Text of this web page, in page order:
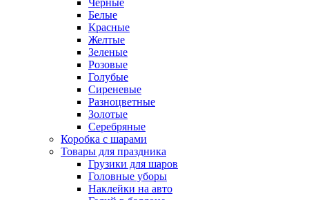
Черные
Белые
Красные
Желтые
Зеленые
Розовые
Голубые
Сиреневые
Разноцветные
Золотые
Серебряные
Коробка с шарами
Товары для праздника
Грузики для шаров
Головные уборы
Наклейки на авто